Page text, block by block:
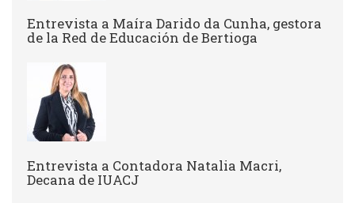
Entrevista a ​Maíra Darido da Cunha, gestora
de la Red de Educación de Bertioga
Entrevista a Contadora Natalia Macri,
Decana de IUACJ